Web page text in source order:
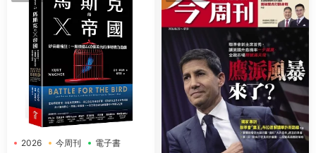
2026 今周刊 電子書